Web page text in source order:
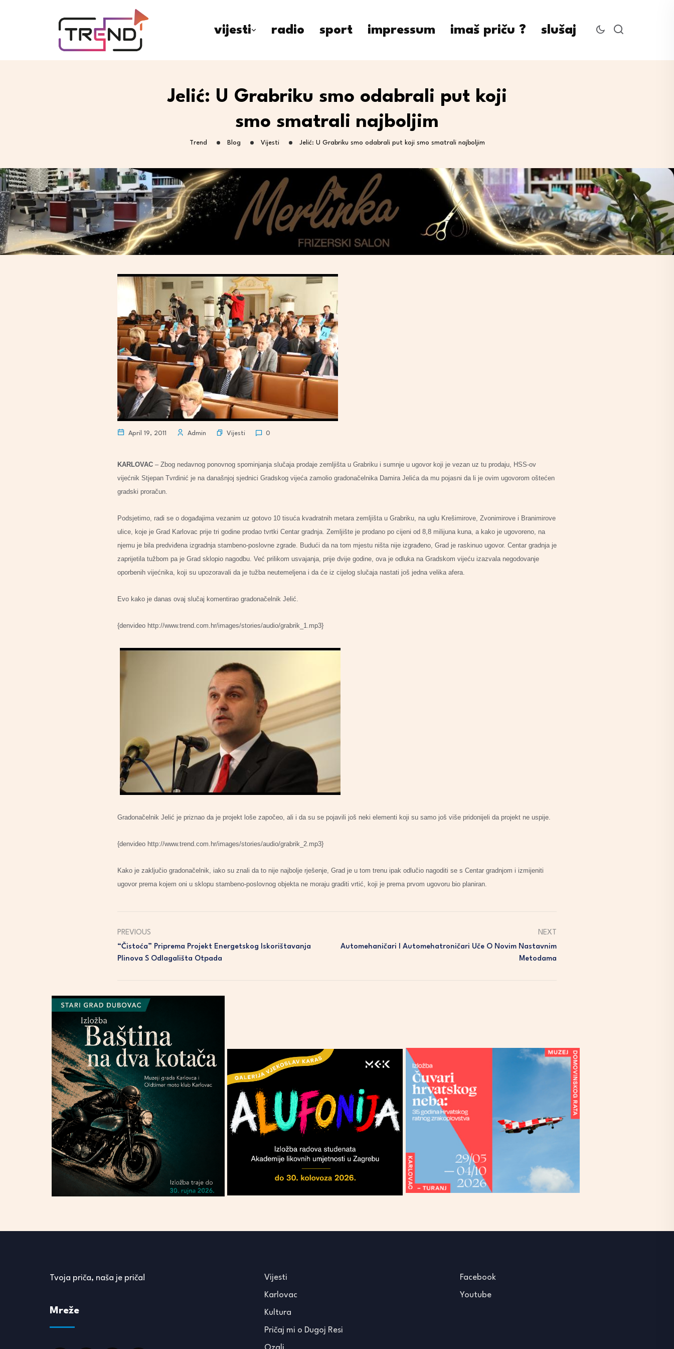
vijesti radio sport impressum imaš priču ? slušaj
Jelić: U Grabriku smo odabrali put koji
smo smatrali najboljim
Trend Blog Vijesti Jelić: U Grabriku smo odabrali put koji smo smatrali najboljim
April 19, 2011 Admin Vijesti 0
KARLOVAC – Zbog nedavnog ponovnog spominjanja slučaja prodaje zemljišta u Grabriku i sumnje u ugovor koji je vezan uz tu prodaju, HSS-ov
vijećnik Stjepan Tvrdinić je na današnjoj sjednici Gradskog vijeća zamolio gradonačelnika Damira Jelića da mu pojasni da li je ovim ugovorom oštećen
gradski proračun.
Podsjetimo, radi se o događajima vezanim uz gotovo 10 tisuća kvadratnih metara zemljišta u Grabriku, na uglu Krešimirove, Zvonimirove i Branimirove
ulice, koje je Grad Karlovac prije tri godine prodao tvrtki Centar gradnja. Zemljište je prodano po cijeni od 8,8 milijuna kuna, a kako je ugovoreno, na
njemu je bila predviđena izgradnja stambeno-poslovne zgrade. Budući da na tom mjestu ništa nije izgrađeno, Grad je raskinuo ugovor. Centar gradnja je
zaprijetila tužbom pa je Grad sklopio nagodbu. Već prilikom usvajanja, prije dvije godine, ova je odluka na Gradskom vijeću izazvala negodovanje
oporbenih vijećnika, koji su upozoravali da je tužba neutemeljena i da će iz cijelog slučaja nastati još jedna velika afera.
Evo kako je danas ovaj slučaj komentirao gradonačelnik Jelić.
{denvideo http://www.trend.com.hr/images/stories/audio/grabrik_1.mp3}
Gradonačelnik Jelić je priznao da je projekt loše započeo, ali i da su se pojavili još neki elementi koji su samo još više pridonijeli da projekt ne uspije.
{denvideo http://www.trend.com.hr/images/stories/audio/grabrik_2.mp3}
Kako je zaključio gradonačelnik, iako su znali da to nije najbolje rješenje, Grad je u tom trenu ipak odlučio nagoditi se s Centar gradnjom i izmijeniti
ugovor prema kojem oni u sklopu stambeno-poslovnog objekta ne moraju graditi vrtić, koji je prema prvom ugovoru bio planiran.
PREVIOUS
“Čistoća” Priprema Projekt Energetskog Iskorištavanja
Plinova S Odlagališta Otpada
NEXT
Automehaničari I Automehatroničari Uče O Novim Nastavnim
Metodama
Tvoja priča, naša je priča!
Mreže
Vijesti
Karlovac
Kultura
Pričaj mi o Dugoj Resi
Facebook
Youtube